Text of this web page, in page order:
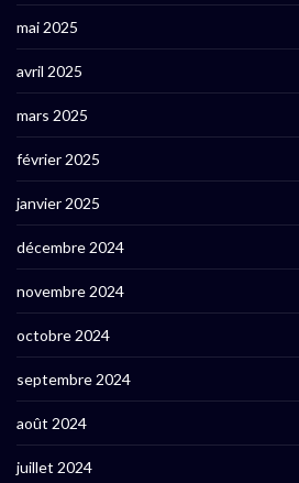
mai 2025
avril 2025
mars 2025
février 2025
janvier 2025
décembre 2024
novembre 2024
octobre 2024
septembre 2024
août 2024
juillet 2024